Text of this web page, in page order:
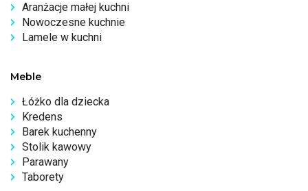
Aranżacje małej kuchni
Nowoczesne kuchnie
Lamele w kuchni
Meble
Łóżko dla dziecka
Kredens
Barek kuchenny
Stolik kawowy
Parawany
Taborety